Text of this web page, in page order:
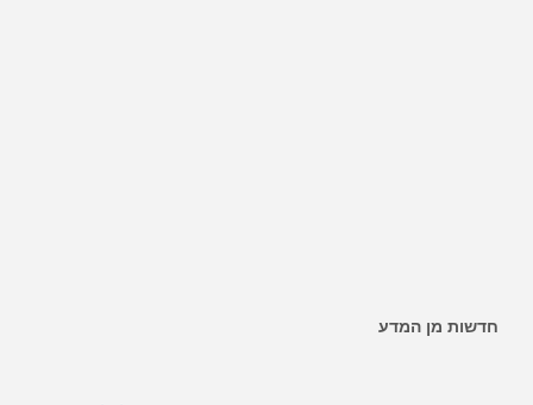
חדשות מן המדע
~ האם ממתיקים מלאכותיים מגבירים את הסיכון לסוכרת?